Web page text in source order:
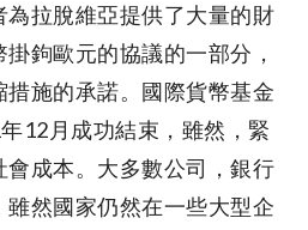
拉脫維亞提供了大量的財
鉤歐元的協議的一部分，
施的承諾。國際貨幣基金
12月成功結束，雖然，緊
成本。大多數公司，銀行
然國家仍然在一些大型企